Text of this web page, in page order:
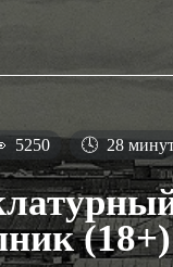
5250 🕓 28
(18+)